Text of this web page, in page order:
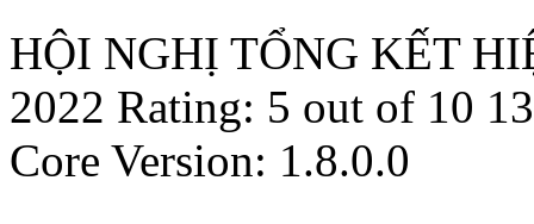
HỘI NGHỊ TỔNG KẾT
2022 Rating: 5 out of 10
Core Version: 1.8.0.0